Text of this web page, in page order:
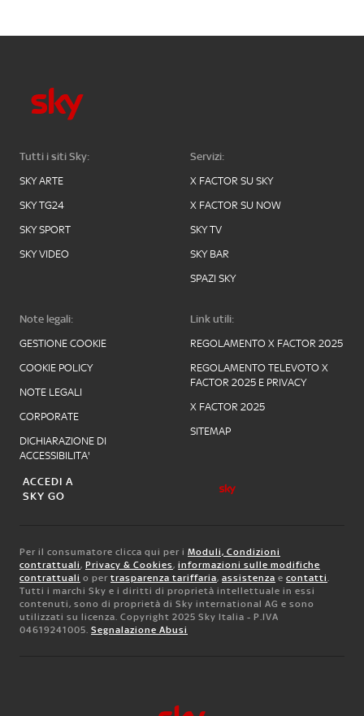
Tutti i siti Sky:
SKY ARTE
SKY TG24
SKY SPORT
SKY VIDEO
Servizi:
X FACTOR SU SKY
X FACTOR SU NOW
SKY TV
SKY BAR
SPAZI SKY
Note legali:
GESTIONE COOKIE
COOKIE POLICY
NOTE LEGALI
CORPORATE
DICHIARAZIONE DI
ACCESSIBILITA'
Link utili:
REGOLAMENTO X FACTOR 2025
REGOLAMENTO TELEVOTO X
FACTOR 2025 E PRIVACY
X FACTOR 2025
SITEMAP
ACCEDI A
SKY GO
Per il consumatore clicca qui per i Moduli, Condizioni
contrattuali, Privacy & Cookies, informazioni sulle modifiche
contrattuali o per trasparenza tariffaria, assistenza e contatti.
Tutti i marchi Sky e i diritti di proprietà intellettuale in essi
contenuti, sono di proprietà di Sky international AG e sono
utilizzati su licenza. Copyright 2025 Sky Italia - P.IVA
04619241005. Segnalazione Abusi